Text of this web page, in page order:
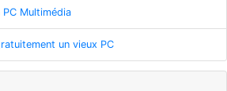
Multimédia
un vieux PC